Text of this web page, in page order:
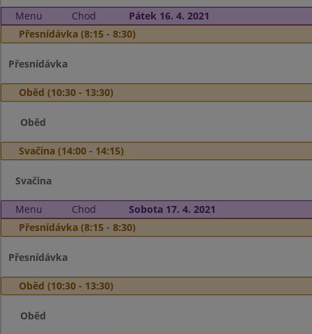
Menu Chod
Pátek 16. 4. 2021
Přesnídávka (8:15 - 8:30)
Přesnídávka
Oběd (10:30 - 13:30)
Oběd
Svačina (14:00 - 14:15)
Svačina
Menu Chod
Sobota 17. 4. 2021
Přesnídávka (8:15 - 8:30)
Přesnídávka
Oběd (10:30 - 13:30)
Oběd